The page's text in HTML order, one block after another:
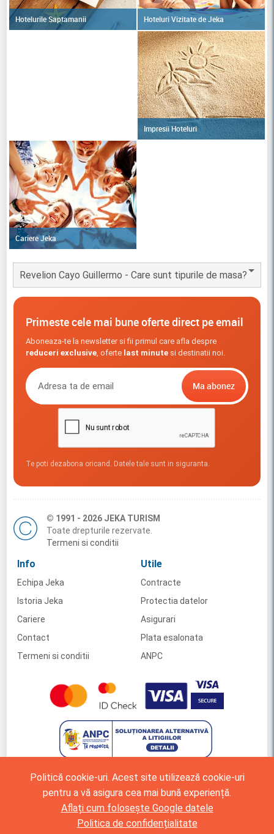
Politică cookie-uri. Acest site utilizează cookie-uri
pentru a vă asigura cea mai bună experiență.
Aflați cum folosește Google datele
Politica de confidențialitate
Hotelurile Saptamanii Hoteluri Vizitate de Jeka
Impresii Hoteluri
Cariere Jeka
Revelion Cayo Guillermo - Care sunt tipurile de masa?
Primeste cele mai bune oferte direct pe email
Aboneaza-te la newsletter si fii primul care afla despre
reduceri exclusive, oferte last minutesi destinatii noi.
Te poti dezabona oricand. Datele tale sunt in siguranta.
© 1991 - 2026 JEKA TURISM
Toate drepturile rezervate.
Termeni si conditii
Info
Echipa Jeka
Istoria Jeka
Cariere
Contact
Termeni si conditii
Utile
Contracte
Protectia datelor
Asigurari
Plata esalonata
ANPC